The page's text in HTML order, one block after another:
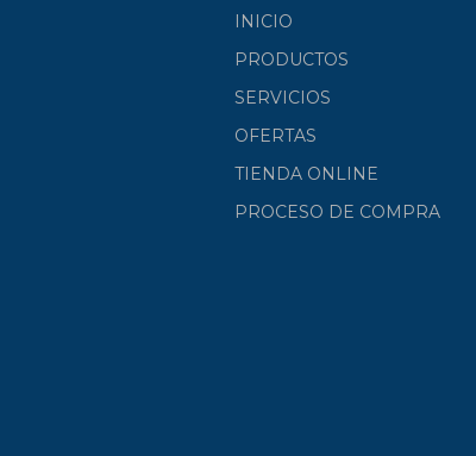
INICIO
PRODUCTOS
SERVICIOS
OFERTAS
TIENDA ONLINE
PROCESO DE COMPRA